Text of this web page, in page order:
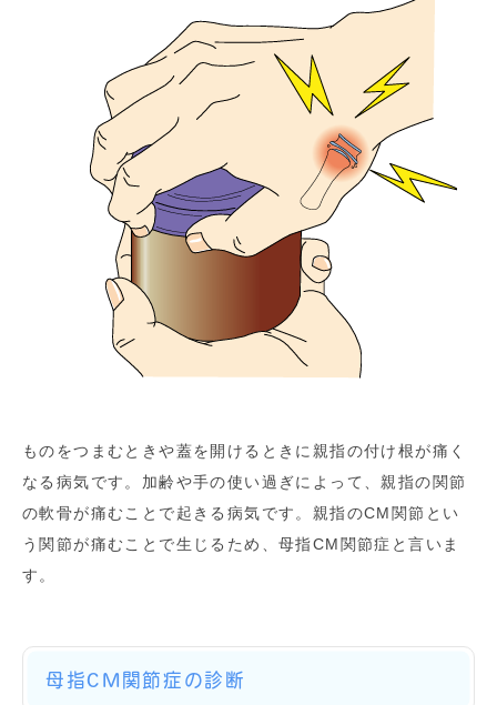
ものをつまむときや蓋を開けるときに親指の付け根が痛く
なる病気です。加齢や手の使い過ぎによって、親指の関節
の軟骨が痛むことで起きる病気です。親指のCM関節とい
う関節が痛むことで生じるため、母指CM関節症と言いま
す。
母指CM関節症の診断